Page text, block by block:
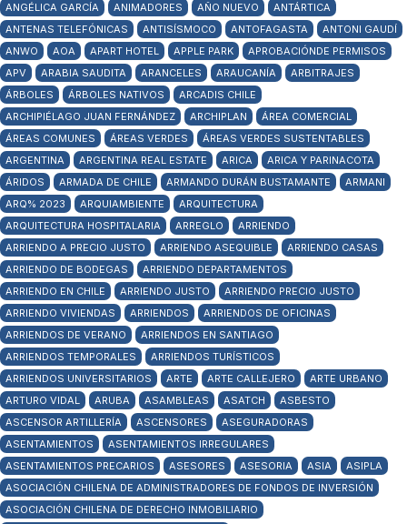
ANGÉLICA GARCÍA ANIMADORES AÑO NUEVO
ANTÁRTICA
ANTENAS TELEFÓNICAS
ANTISÍSMOCO ANTOFAGASTA
ANTONI GAUDÍ
ANWO
AOA APART HOTEL APPLE PARK
APROBACIÓNDE PERMISOS
APV
ARABIA SAUDITA ARANCELES ARAUCANÍA
ARBITRAJES
ÁRBOLES
ÁRBOLES NATIVOS
ARCADIS CHILE
ARCHIPIÉLAGO JUAN FERNÁNDEZ
ARCHIPLAN
ÁREA COMERCIAL
ÁREAS COMUNES
ÁREAS VERDES
ÁREAS VERDES SUSTENTABLES
ARGENTINA
ARGENTINA REAL ESTATE ARICA
ARICA Y PARINACOTA
ÁRIDOS
ARMADA DE CHILE ARMANDO DURÁN BUSTAMANTE
ARMANI
ARQ% 2023
ARQUIAMBIENTE
ARQUITECTURA
ARQUITECTURA HOSPITALARIA
ARREGLO
ARRIENDO
ARRIENDO A PRECIO JUSTO
ARRIENDO ASEQUIBLE
ARRIENDO CASAS
ARRIENDO DE BODEGAS
ARRIENDO DEPARTAMENTOS
ARRIENDO EN CHILE
ARRIENDO JUSTO
ARRIENDO PRECIO JUSTO
ARRIENDO VIVIENDAS
ARRIENDOS
ARRIENDOS DE OFICINAS
ARRIENDOS DE VERANO
ARRIENDOS EN SANTIAGO
ARRIENDOS TEMPORALES
ARRIENDOS TURÍSTICOS
ARRIENDOS UNIVERSITARIOS
ARTE ARTE CALLEJERO
ARTE URBANO
ARTURO VIDAL
ARUBA ASAMBLEAS ASATCH
ASBESTO
ASCENSOR ARTILLERÍA
ASCENSORES
ASEGURADORAS
ASENTAMIENTOS
ASENTAMIENTOS IRREGULARES
ASENTAMIENTOS PRECARIOS
ASESORES ASESORIA ASIA
ASIPLA
ASOCIACIÓN CHILENA DE ADMINISTRADORES DE FONDOS DE INVERSIÓN
ASOCIACIÓN CHILENA DE DERECHO INMOBILIARIO